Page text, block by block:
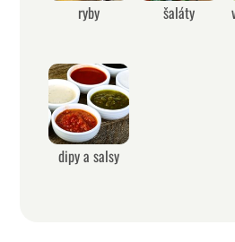
ryby šaláty
dipy a salsy